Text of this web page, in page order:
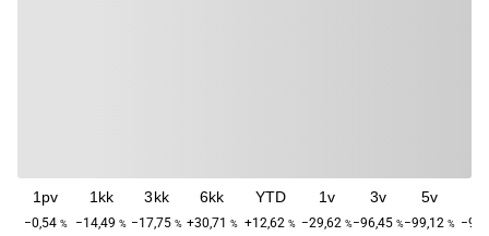
1pv
−0,54 %
1kk
−14,49 %
3kk
−17,75 %
6kk
+30,71 %
YTD
+12,62 %
1v
−29,62 %
3v
−96,45 %
5v
−99,12 %